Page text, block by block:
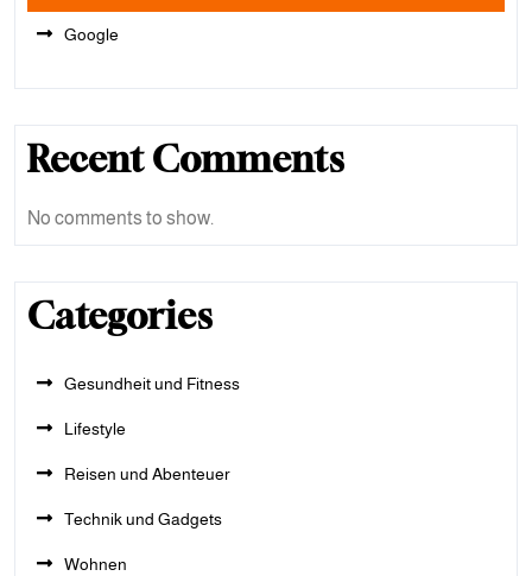
Google
Recent Comments
No comments to show.
Categories
Gesundheit und Fitness
Lifestyle
Reisen und Abenteuer
Technik und Gadgets
Wohnen